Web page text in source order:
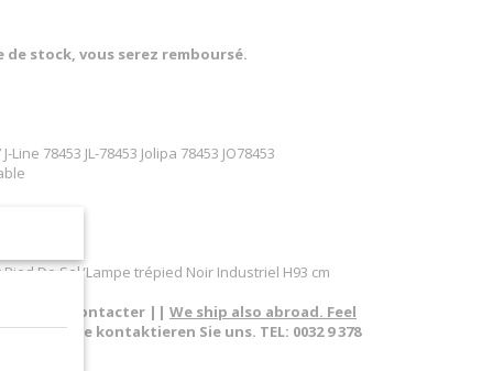
stock, vous serez remboursé.
Line 78453 JL-78453 Jolipa 78453 JO78453
De Sol/Lampe trépied Noir Industriel H93 cm
à nous contacter || We ship also abroad. Feel
Bitte kontaktieren Sie uns. TEL: 0032 9 378